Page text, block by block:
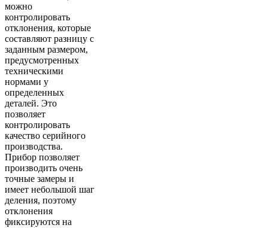
можно
контролировать
отклонения, которые
составляют разницу с
заданным размером,
предусмотренных
техническими
нормами у
определенных
деталей. Это
позволяет
контролировать
качество серийного
производства.
Прибор позволяет
производить очень
точные замеры и
имеет небольшой шаг
деления, поэтому
отклонения
фиксируются на